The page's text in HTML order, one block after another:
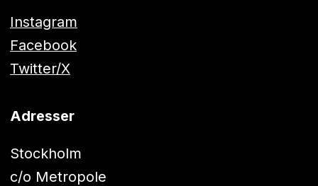
Instagram
Facebook
Twitter/X
Adresser
Stockholm
c/o Metropole